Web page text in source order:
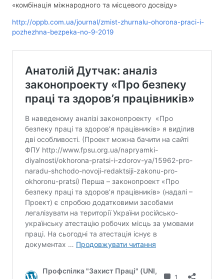
«комбінація міжнародного та місцевого досвіду»
http://oppb.com.ua/journal/zmist-zhurnalu-ohorona-praci-i-
pozhezhna-bezpeka-no-9-2019